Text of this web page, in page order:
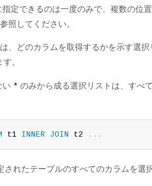
定できるのは一度のみで、複数の位
照してください。
、どのカラムを取得するかを示す選
。
い * のみから成る選択リストは、すべ
t1 INNER JOIN t2 . . .
されたテーブルのすべてのカラムを選